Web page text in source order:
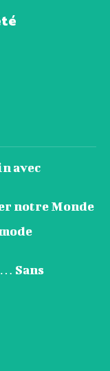
avec
notre Monde
Sans